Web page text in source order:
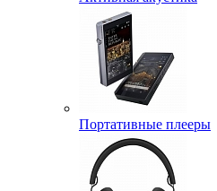
Портативные плееры